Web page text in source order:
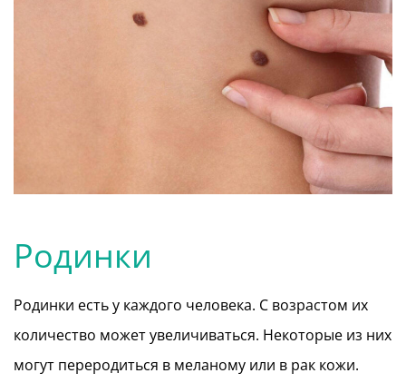
Родинки
Родинки есть у каждого человека. С возрастом их
количество может увеличиваться. Некоторые из них
могут переродиться в меланому или в рак кожи.